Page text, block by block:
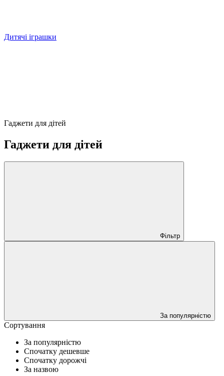
Дитячі іграшки
Гаджети для дітей
Гаджети для дітей
Фільтр
За популярністю
Сортування
За популярністю
Спочатку дешевше
Спочатку дорожчі
За назвою